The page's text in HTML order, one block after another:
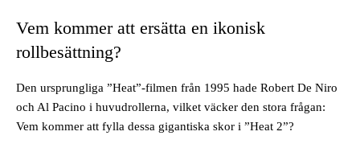
Vem kommer att ersätta en ikonisk
rollbesättning?
Den ursprungliga ”Heat”-filmen från 1995 hade Robert De Niro
och Al Pacino i huvudrollerna, vilket väcker den stora frågan:
Vem kommer att fylla dessa gigantiska skor i ”Heat 2”?